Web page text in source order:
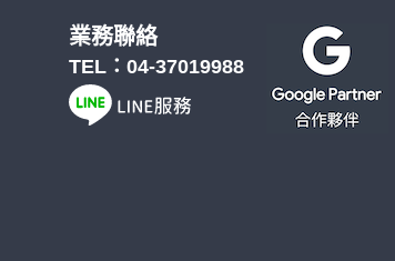
業務聯絡
TEL： 04-37019988